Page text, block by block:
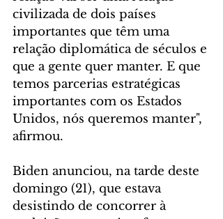
civilizada de dois países
importantes que têm uma
relação diplomática de séculos e
que a gente quer manter. E que
temos parcerias estratégicas
importantes com os Estados
Unidos, nós queremos manter",
afirmou.
Biden anunciou, na tarde deste
domingo (21), que estava
desistindo de concorrer à